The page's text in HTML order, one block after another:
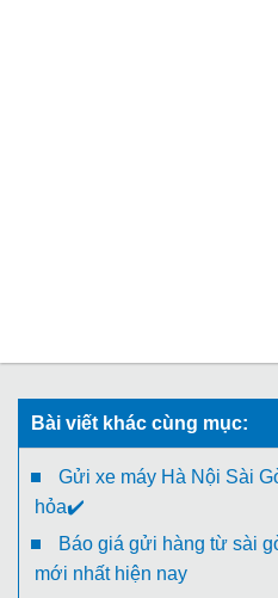
Bài viết khác cùng mục:
Gửi xe máy Hà Nội Sài
hỏa✔️
Báo giá gửi hàng từ sài
mới nhất hiện nay